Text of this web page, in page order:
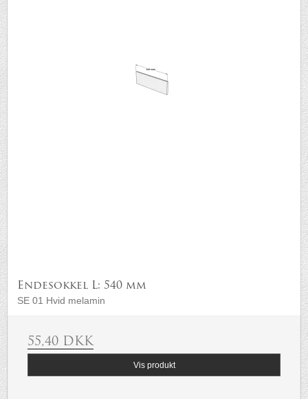
Endesokkel L: 540 mm
SE 01 Hvid melamin
55,40 DKK
Vis produkt